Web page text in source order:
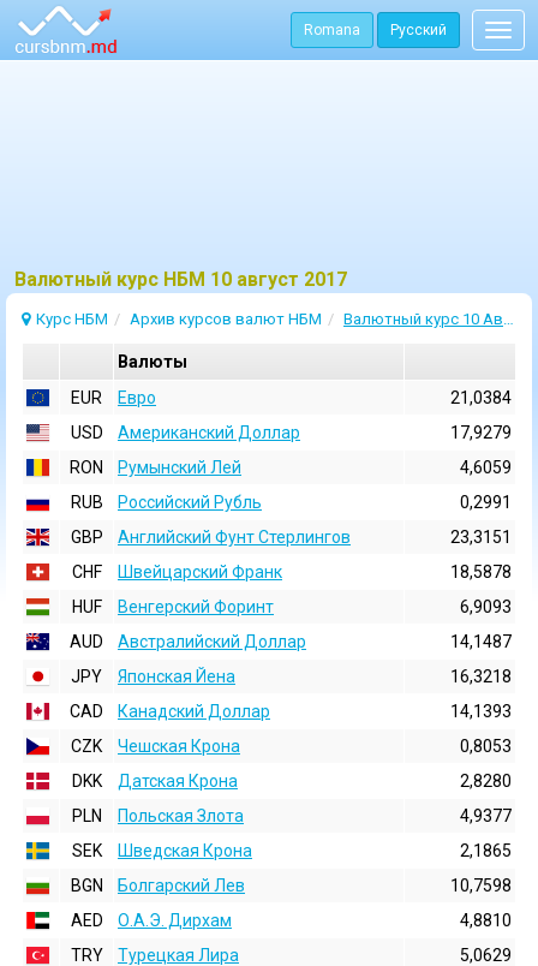
Romana Русский
Bалютный курс НБМ 10 август 2017
Курс НБМ Архив курсов валют НБМ Валютный курс 10 Август 2017
Валюты
EUR
Евро
21,0384
USD
Aмериканский Доллар
17,9279
RON
Румынский Лей
4,6059
RUB
Российский Рубль
0,2991
GBP
Английский Фунт Стерлингов
23,3151
CHF
Швейцарский Франк
18,5878
HUF
Венгерский Форинт
6,9093
AUD
Австралийский Доллар
14,1487
JPY
Японская Йена
16,3218
CAD
Канадский Доллар
14,1393
CZK
Чешская Крона
0,8053
DKK
Датская Крона
2,8280
PLN
Польская Злота
4,9377
SEK
Шведская Крона
2,1865
BGN
Болгарский Лев
10,7598
AED
О.А.Э. Дирхам
4,8810
TRY
Турецкая Лира
5,0629